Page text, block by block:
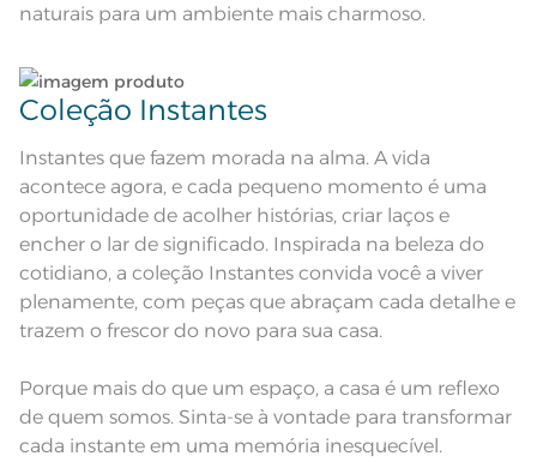
Lavação Manual; Proibido Alvejar;
Proibido Secar em Tambor;
naturais para um ambiente mais charmoso.
Coleção Instantes
Instantes que fazem morada na alma. A vida
acontece agora, e cada pequeno momento é uma
oportunidade de acolher histórias, criar laços e
encher o lar de significado. Inspirada na beleza do
cotidiano, a coleção Instantes convida você a viver
plenamente, com peças que abraçam cada detalhe e
trazem o frescor do novo para sua casa.
Porque mais do que um espaço, a casa é um reflexo
de quem somos. Sinta-se à vontade para transformar
cada instante em uma memória inesquecível.